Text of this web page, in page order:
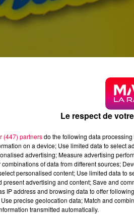
Le respect de
(447) partnersdo the following data
on a device; Use limited data to select
advertising; Measure advertising
combinations of data from different sources;
personalised content; Use limited data to
present advertising and content; Save and
IP address and browsing data to offer
precise geolocation data; Match and
transmitted automatically.